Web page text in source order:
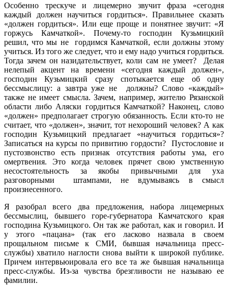
Особенно трескуче и лицемерно звучит фраза «сегодня
каждый должен научиться гордиться». Правильнее сказать
«должен гордиться». Или еще проще и понятнее звучит: «Я
горжусь Камчаткой». Почему-то господин Кузьмицкий
решил, что мы не гордимся Камчаткой, если должны этому
учиться. Из того же следует, что и ему надо учиться гордиться.
Тогда зачем он назидательствует, коли сам не умеет? Делая
нелепый акцент на времени «сегодня каждый должен»,
господин Кузьмицкий сразу спотыкается еще об одну
бессмыслицу: а завтра уже не должны? Слово «каждый»
также не имеет смысла. Зачем, например, жителю Рязанской
области либо Аляски гордиться Камчаткой? Наконец, слово
«должен» предполагает строгую обязанность. Если кто-то не
считает, что «должен», значит, тот нехороший человек? А как
господин Кузьмицкий предлагает «научиться гордиться»?
Записаться на курсы по привитию гордости? Пустословие и
пустозвонство есть признак отсутствия работы ума, его
омертвения. Это когда человек прячет свою умственную
несостоятельность за якобы привычными для уха
разговорными штампами, не вдумываясь в смысл
произнесенного.
Я разобрал всего два предложения, набора лицемерных
бессмыслиц, бывшего горе-губернатора Камчатского края
господина Кузьмицкого. Он так же работал, как и говорил. И
у этого «пацана» (так его ласково назвала в своем
прощальном письме к СМИ, бывшая начальница пресс-
службы) хватило наглости снова выйти к широкой публике.
Причем интервьюировала его все та же бывшая начальница
пресс-службы. Из-за чувства брезгливости не называю ее
фамилии.